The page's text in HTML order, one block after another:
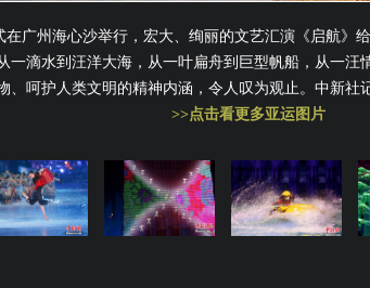
在广州海心沙举行，宏大、绚丽的文艺汇演《启航》
一滴水到汪洋大海，从一叶扁舟到巨型帆船，从一
、呵护人类文明的精神内涵，令人叹为观止。中新社
>>点击看更多亚运图片